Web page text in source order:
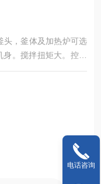
头，釜体及加热炉可选
。搅拌扭矩大。控制
、程序编程、数据采集
应、组成测试、稳定
催化剂评价和发展等
电话咨询